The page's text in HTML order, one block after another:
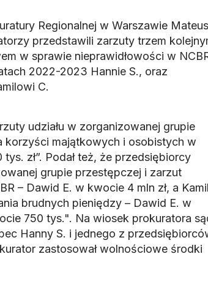
Regionalnej w Warszawie
przedstawili zarzuty trzem
w sprawie nieprawidłowości w
2022-2023 Hannie S., oraz
C.
udziału w zorganizowanej grupie
korzyści majątkowych i osobistych w
zł”. Podał też, że przedsiębiorcy
grupie przestępczej i zarzut
– Dawid E. w kwocie 4 mln zł, a
brudnych pieniędzy – Dawid E. w
750 tys.". Na wiosek prokuratora
Hanny S. i jednego z
zastosował wolnościowe środki